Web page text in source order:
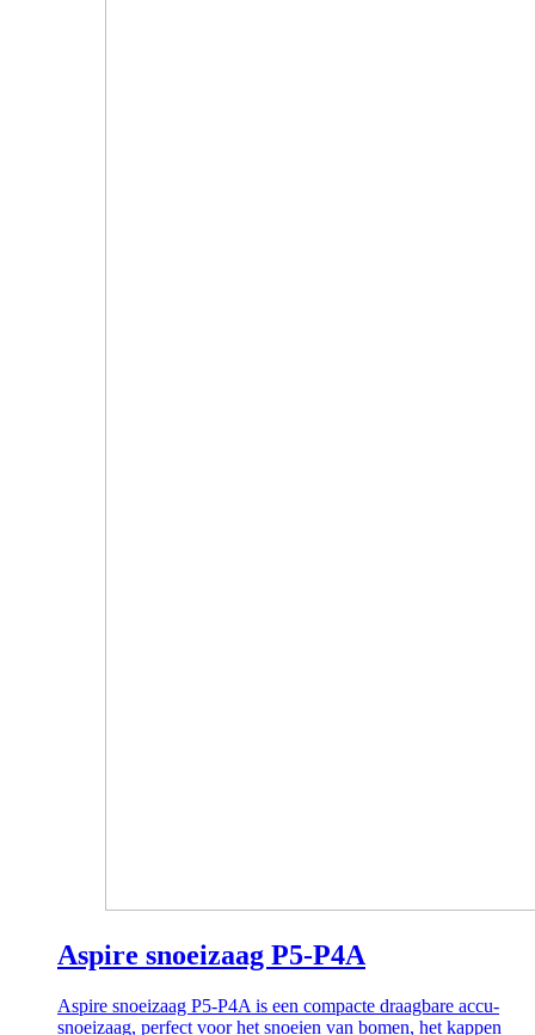
Aspire snoeizaag P5-P4A
Aspire snoeizaag P5-P4A is een compacte draagbare accu-
snoeizaag, perfect voor het snoeien van bomen, het kappen